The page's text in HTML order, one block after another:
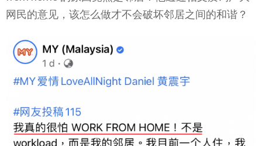
网民的意见，该怎么做才不会破坏邻居之间的和谐？